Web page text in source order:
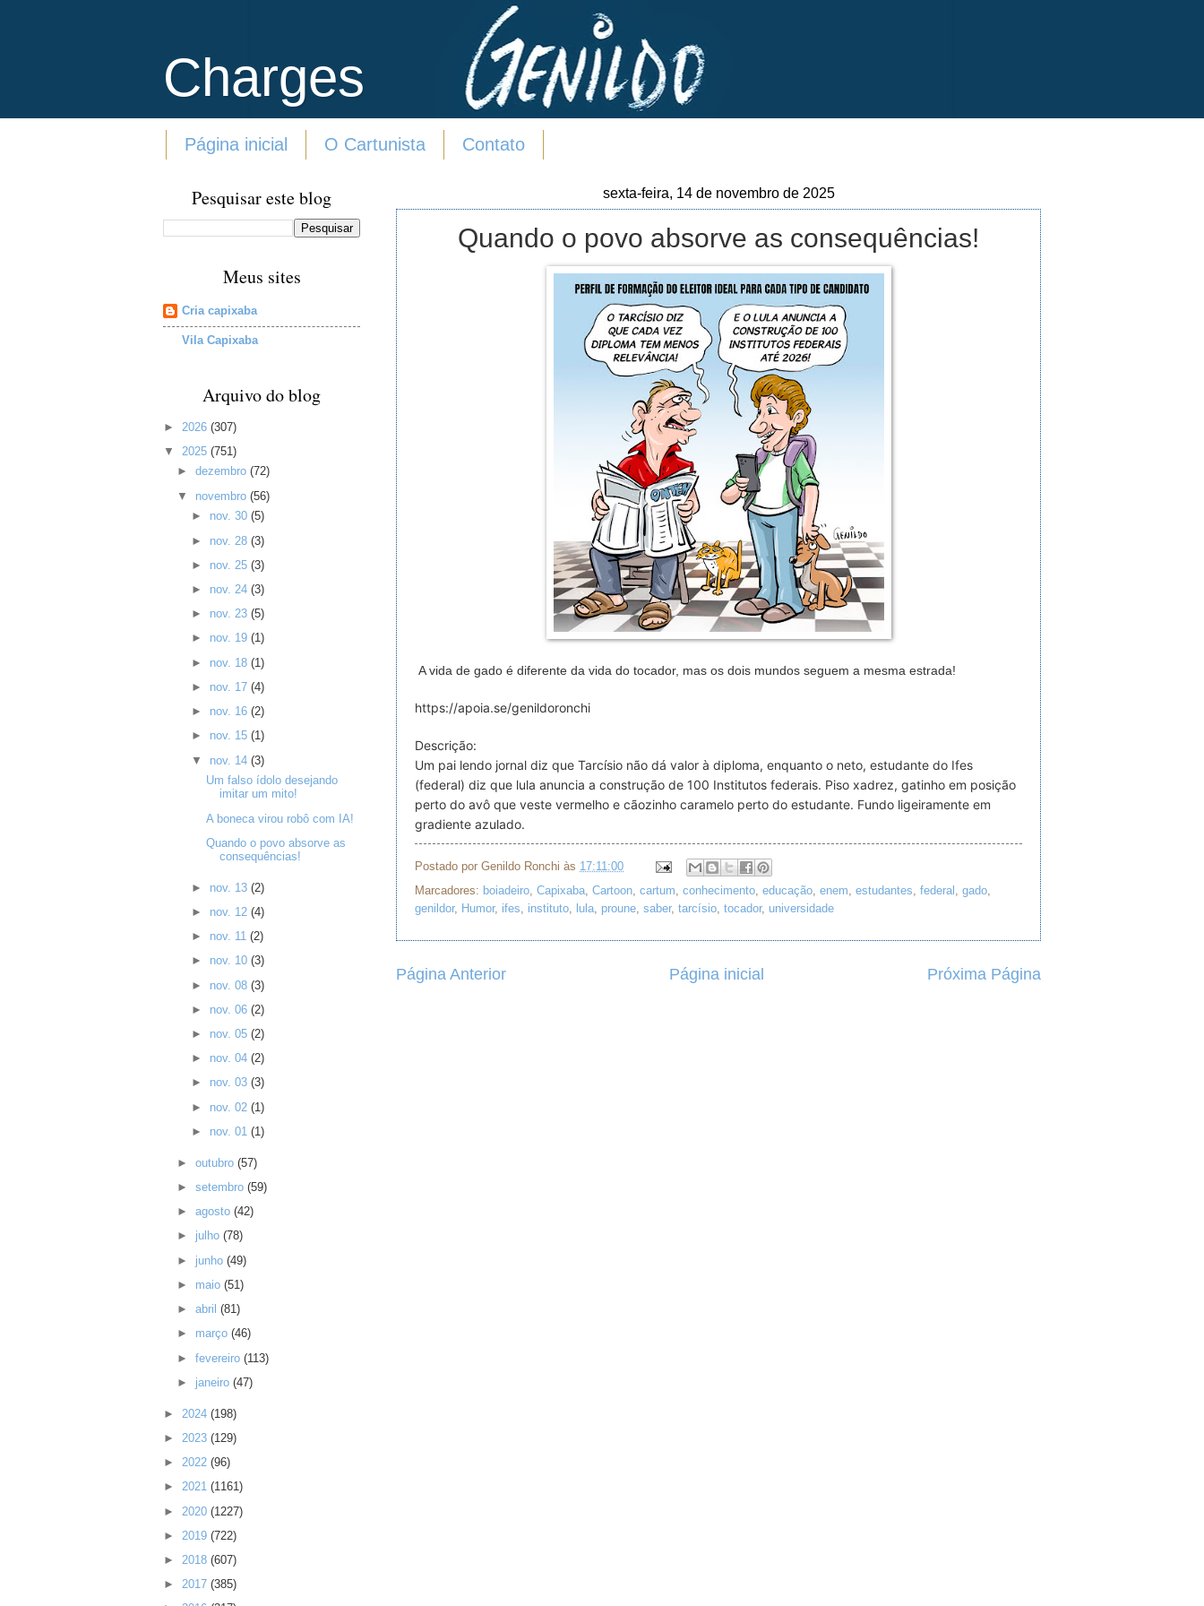
Charges
Página inicial O Cartunista Contato
sexta-feira, 14 de novembro de 2025
Quando o povo absorve as consequências!
A vida de gado é diferente da vida do tocador, mas os dois mundos seguem a mesma estrada!
https://apoia.se/genildoronchi
Descrição:
Um pai lendo jornal diz que Tarcísio não dá valor à diploma, enquanto o neto, estudante do Ifes
(federal) diz que lula anuncia a construção de 100 Institutos federais. Piso xadrez, gatinho em posição
perto do avô que veste vermelho e cãozinho caramelo perto do estudante. Fundo ligeiramente em
gradiente azulado.
Postado por Genildo Ronchi às 17:11:00
Marcadores: boiadeiro Capixaba Cartoon cartum conhecimento educação enem estudantes federal gado
genildor, Humor, ifes instituto lula proune saber, tarcísio tocador, universidade
Página Anterior Próxima Página
Página inicial
Pesquisar este blog
Meus sites
Cria capixaba
Vila Capixaba
Arquivo do blog
► 2026 (307)
▼ 2025 (751)
►dezembro(72)
▼ novembro(56)
► nov. 30 (5)
► nov. 28 (3)
► nov. 25 (3)
► nov. 24 (3)
► nov. 23 (5)
► nov. 19 (1)
► nov. 18 (1)
► nov. 17 (4)
► nov. 16 (2)
► nov. 15 (1)
▼ nov. 14 (3)
Um falso ídolo desejando
imitar um mito!
A boneca virou robô com IA!
Quando o povo absorve as
consequências!
► nov. 13 (2)
► nov. 12 (4)
► nov. 11 (2)
► nov. 10 (3)
► nov. 08 (3)
► nov. 06 (2)
► nov. 05 (2)
► nov. 04 (2)
► nov. 03 (3)
► nov. 02 (1)
► nov. 01 (1)
►outubro(57)
►setembro(59)
►agosto(42)
► julho(78)
► junho(49)
► maio(51)
►abril(81)
► março(46)
►fevereiro(113)
► janeiro(47)
► 2024 (198)
► 2023 (129)
► 2022 (96)
► 2021 (1161)
► 2020 (1227)
► 2019 (722)
► 2018 (607)
► 2017 (385)